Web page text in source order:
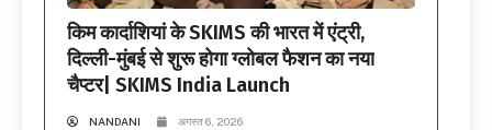
किम कार्दाशियां के SKIMS की भारत में एंट्री,
दिल्ली-मुंबई से शुरू होगा ग्लोबल फैशन का नया
चैप्टर| SKIMS India Launch
NANDANI अगस्त 6, 2026